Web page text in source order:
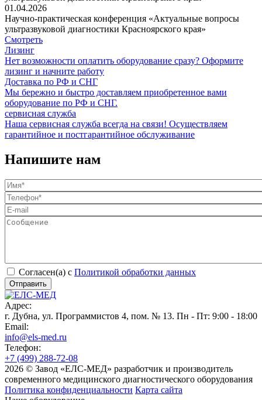
01.04.2026
Научно-практическая конференция «Актуальные вопросы
ультразвуковой диагностики Красноярского края»
Смотреть
Лизинг
Нет возможности оплатить оборудование сразу? Оформите
лизинг и начните работу
Доставка по РФ и СНГ
Мы бережно и быстро доставляем приобретенное вами
оборудование по РФ и СНГ.
сервисная служба
Наша сервисная служба всегда на связи! Осуществляем
гарантийное и постгарантийное обслуживание
Напишите нам
Согласен(а) с Политикой обработки данных
Адрес:
г. Дубна, ул. Программистов 4, пом. № 13. Пн - Пт: 9:00 - 18:00
Email:
info@els-med.ru
Телефон:
+7 (499) 288-72-08
2026 © Завод «ЕЛС-МЕД» разработчик и производитель
современного медицинского диагностического оборудования
Политика конфиденциальности Карта сайта